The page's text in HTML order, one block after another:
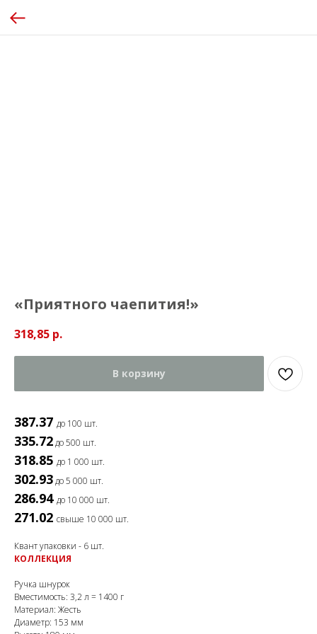
«Приятного чаепития!»
318,85 р.
В корзину
387.37 до 100 шт.
335.72до 500 шт.
318.85 до 1 000 шт.
302.93до 5 000 шт.
286.94 до 10 000 шт.
271.02 свыше 10 000 шт.
Квант упаковки - 6 шт.
КОЛЛЕКЦИЯ
Ручка шнурок
Вместимость: 3,2 л = 1400 г
Материал: Жесть
Диаметр: 153 мм